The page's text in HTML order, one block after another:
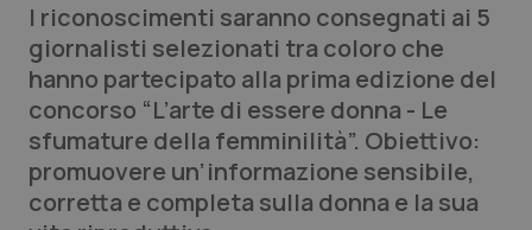
Lettere al direttore
Edizioni Regionali
QS Pro
I riconoscimenti saranno consegnati ai 5
giornalisti selezionati tra coloro che
hanno partecipato alla prima edizione del
concorso “L’arte di essere donna - Le
sfumature della femminilità”. Obiettivo:
promuovere un’informazione sensibile,
corretta e completa sulla donna e la sua